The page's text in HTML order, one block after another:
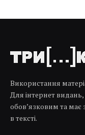
Використання
Для інтернет
обов’язковим та має
в тексті.